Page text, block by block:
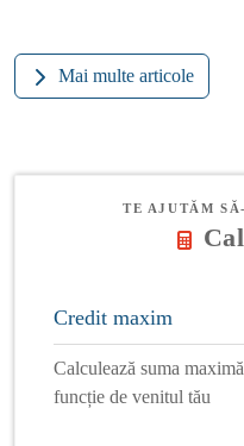
Mai multe articole
TE AJUTĂM
Credit maxim
Calculează suma
funcție de venitul tău